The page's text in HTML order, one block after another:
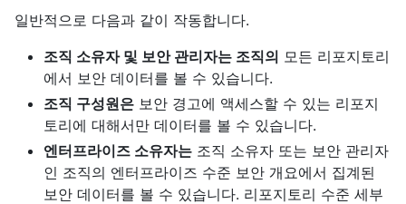
일반적으로 다음과 같이 작동합니다.
조직 소유자 및 보안 관리자는 조직의 모든 리포지토리
에서 보안 데이터를 볼 수 있습니다.
조직 구성원은 보안 경고에 액세스할 수 있는 리포지
토리에 대해서만 데이터를 볼 수 있습니다.
엔터프라이즈 소유자는 조직 소유자 또는 보안 관리자
인 조직의 엔터프라이즈 수준 보안 개요에서 집계된
보안 데이터를 볼 수 있습니다. 리포지토리 수준 세부